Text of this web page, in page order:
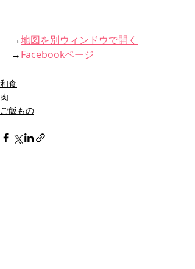
→地図を別ウィンドウで開く
→Facebookページ
和食
肉
ご飯もの